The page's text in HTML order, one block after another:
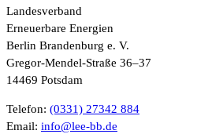
Landesverband
Erneuerbare Energien
Berlin Brandenburg e. V.
Gregor-Mendel-Straße 36–37
14469 Potsdam
Telefon: (0331) 27342 884
Email: ed.bb-eel@ofni